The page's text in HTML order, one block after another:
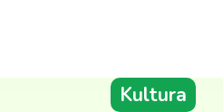
Kultura